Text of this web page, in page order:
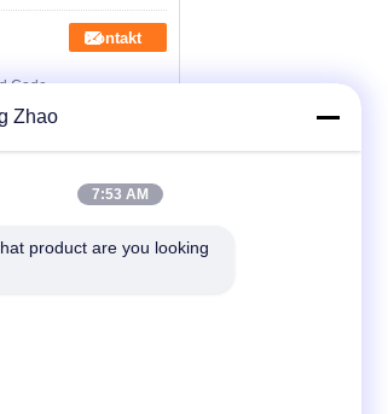
Kontakt
Code
Solid or
Zhao
7:53 AM
product are you looking